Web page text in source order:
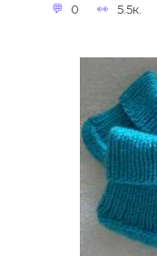
0 5.5к.